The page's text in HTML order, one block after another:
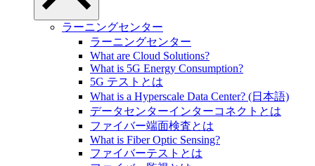
ラーニングセンター
ラーニングセンター
What are Cloud Solutions?
What is 5G Energy Consumption?
5G テストとは
What is a Hyperscale Data Center? (日本語)
データセンターインターコネクトとは
ファイバー端面検査とは
What is Fiber Optic Sensing?
ファイバーテストとは